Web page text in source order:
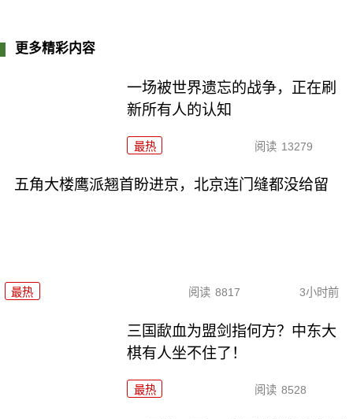
更多精彩内容
一场被世界遗忘的战争，正在刷
新所有人的认知
最热 阅读 13279
五角大楼鹰派翘首盼进京，北京连门缝都没给留
最热 阅读 8817 3小时前
三国歃血为盟剑指何方？中东大
棋有人坐不住了！
最热 阅读 8528